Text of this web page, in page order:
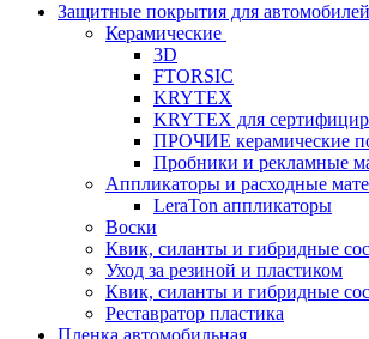
Защитные покрытия для автомобилей
Керамические
3D
FTORSIC
KRYTEX
KRYTEX для
ПРОЧИЕ керамические
Пробники и рекламные
Аппликаторы и расходные
LeraTon аппликаторы
Воски
Квик, силанты и гибридные
Уход за резиной и пластиком
Квик, силанты и гибридные
Реставратор пластика
Пленка автомобильная